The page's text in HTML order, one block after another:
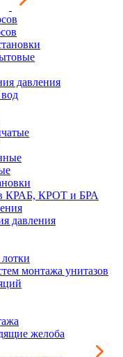
давления
КРАБ, КРОТ и БРА
давления
монтажа унитазов
желоба